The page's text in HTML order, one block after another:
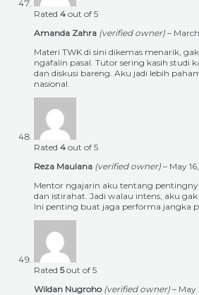
Rated 4 out of 5
Amanda Zahra (verified owner) –
Materi TWK di sini dikemas menarik,
ngafalin pasal. Tutor sering kasih studi
dan diskusi bareng. Aku jadi lebih
nasional.
Rated 4 out of 5
Reza Maulana (verified owner) – May
Mentor ngajarin aku tentang
dan istirahat. Jadi walau intens, aku
Ini penting buat jaga performa jangka
Rated 5out of 5
Wildan Nugroho (verified owner) – May